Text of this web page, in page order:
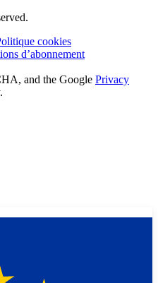
cookies
d’abonnement
and the Google Privacy